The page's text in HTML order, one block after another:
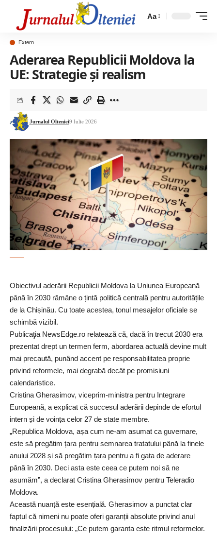
Aa
Extern
Aderarea Republicii Moldova la
UE: Strategie și realism
Jurnalul Olteniei9 Iulie 2026
Obiectivul aderării Republicii Moldova la Uniunea Europeană
până în 2030 rămâne o țintă politică centrală pentru autoritățile
de la Chișinău. Cu toate acestea, tonul mesajelor oficiale se
schimbă vizibil.
Publicaţia NewsEdge.ro relatează că, dacă în trecut 2030 era
prezentat drept un termen ferm, abordarea actuală devine mult
mai precaută, punând accent pe responsabilitatea proprie
privind reformele, mai degrabă decât pe promisiuni
calendaristice.
Cristina Gherasimov, viceprim-ministra pentru Integrare
Europeană, a explicat că succesul aderării depinde de efortul
intern și de voința celor 27 de state membre.
„Republica Moldova, așa cum ne-am asumat ca guvernare,
este să pregătim țara pentru semnarea tratatului până la finele
anului 2028 și să pregătim țara pentru a fi gata de aderare
până în 2030. Deci asta este ceea ce putem noi să ne
asumăm”, a declarat Cristina Gherasimov pentru Teleradio
Moldova.
Această nuanță este esențială. Gherasimov a punctat clar
faptul că nimeni nu poate oferi garanții absolute privind anul
finalizării procesului: „Ce putem garanta este ritmul reformelor.